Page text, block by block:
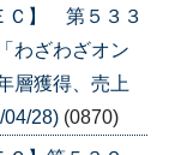
Ｃ】 第５３３
わざわざオン
層獲得、売上
04/28) (0870)